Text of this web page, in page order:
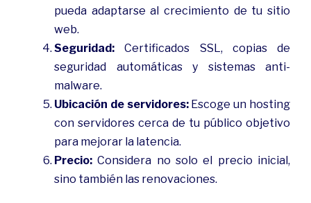
pueda adaptarse al crecimiento de tu sitio
web.
Seguridad: Certificados SSL, copias de
seguridad automáticas y sistemas anti-
malware.
Ubicación de servidores:Escoge un hosting
con servidores cerca de tu público objetivo
para mejorar la latencia.
Precio: Considera no solo el precio inicial,
sino también las renovaciones.